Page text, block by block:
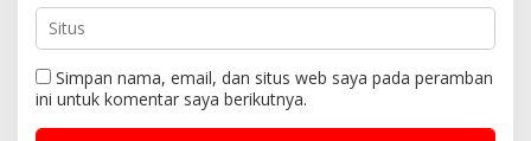
Simpan nama, email, dan situs web saya pada peramban
ini untuk komentar saya berikutnya.